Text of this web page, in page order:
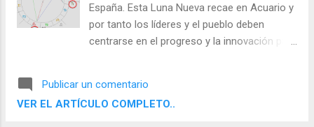
España. Esta Luna Nueva recae en Acuario y
por tanto los líderes y el pueblo deben
centrarse en el progreso y la innovación para
progreso se debe dar en el terreno de la
religión, la filosofía, el mundo universitario, el
Publicar un comentario
VER EL ARTÍCULO COMPLETO..